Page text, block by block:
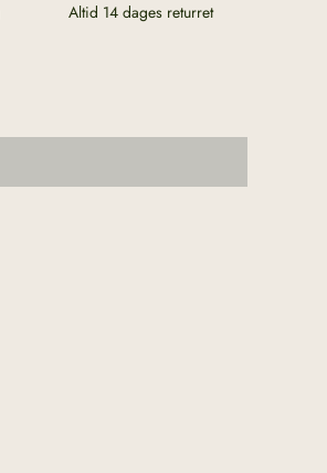
Altid 14 dages returret